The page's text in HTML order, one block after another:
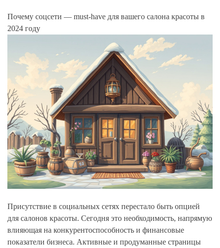
Почему соцсети — must-have для вашего салона красоты в
2024 году
Присутствие в социальных сетях перестало быть опцией
для салонов красоты. Сегодня это необходимость, напрямую
влияющая на конкурентоспособность и финансовые
показатели бизнеса. Активные и продуманные страницы